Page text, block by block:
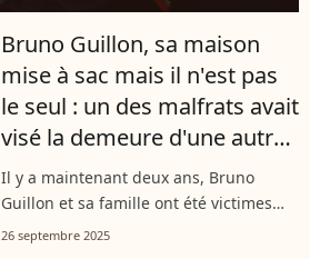
Bruno Guillon, sa maison
mise à sac mais il n'est pas
le seul : un des malfrats avait
visé la demeure d'une autre
personnalité
Il y a maintenant deux ans, Bruno
Guillon et sa famille ont été victimes
d'un violent cambriolage à leur
26 septembre 2025